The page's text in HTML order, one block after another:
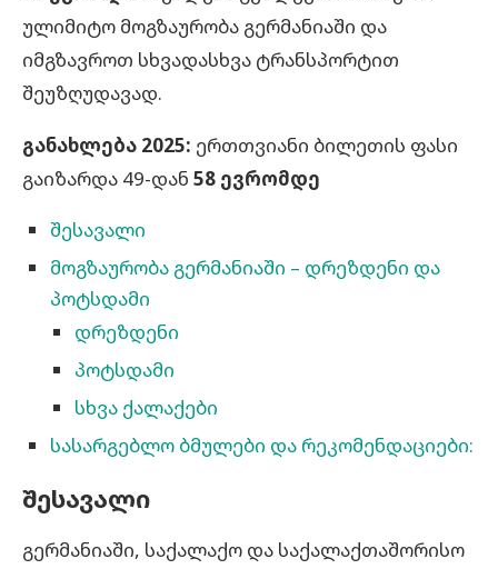
ულიმიტო მოგზაურობა გერმანიაში და
იმგზავროთ სხვადასხვა ტრანსპორტით
შეუზღუდავად.
განახლება 2025: ერთთვიანი ბილეთის ფასი
გაიზარდა 49-დან 58 ევრომდე
შესავალი
მოგზაურობა გერმანიაში – დრეზდენი და
პოტსდამი
დრეზდენი
პოტსდამი
სხვა ქალაქები
სასარგებლო ბმულები და რეკომენდაციები:
შესავალი
გერმანიაში, საქალაქო და საქალაქთაშორისო